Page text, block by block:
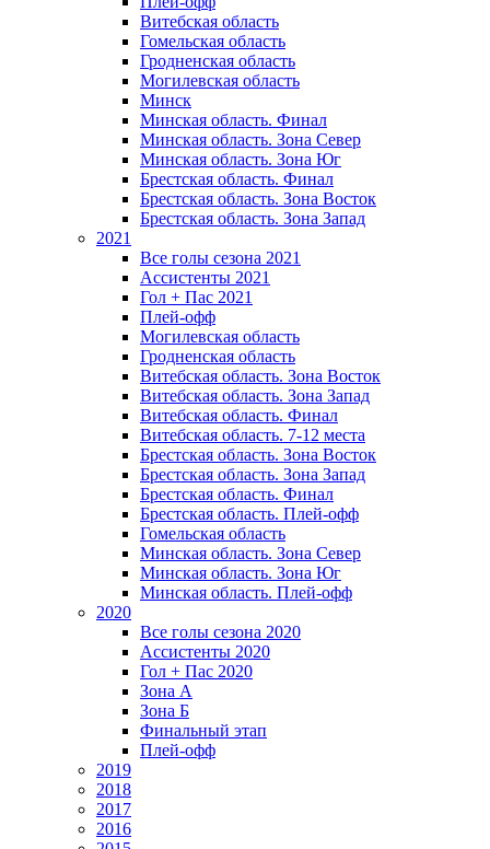
Витебская область
Гомельская область
Гродненская область
Могилевская область
Минск
Mинская область. Финал
Минская область. Зона Север
Минская область. Зона Юг
Брестская область. Финал
Брестская область. Зона Восток
Брестская область. Зона Запад
2021
Все голы сезона 2021
Ассистенты 2021
Гол + Пас 2021
Плей-офф
Могилевская область
Гродненская область
Витебская область. Зона Восток
Витебская область. Зона Запад
Витебская область. Финал
Витебская область. 7-12 места
Брестская область. Зона Восток
Брестская область. Зона Запад
Брестская область. Финал
Брестская область. Плей-офф
Гомельская область
Минская область. Зона Север
Минская область. Зона Юг
Минская область. Плей-офф
2020
Все голы сезона 2020
Ассистенты 2020
Гол + Пас 2020
Зона А
Зона Б
Финальный этап
Плей-офф
2019
2018
2017
2016